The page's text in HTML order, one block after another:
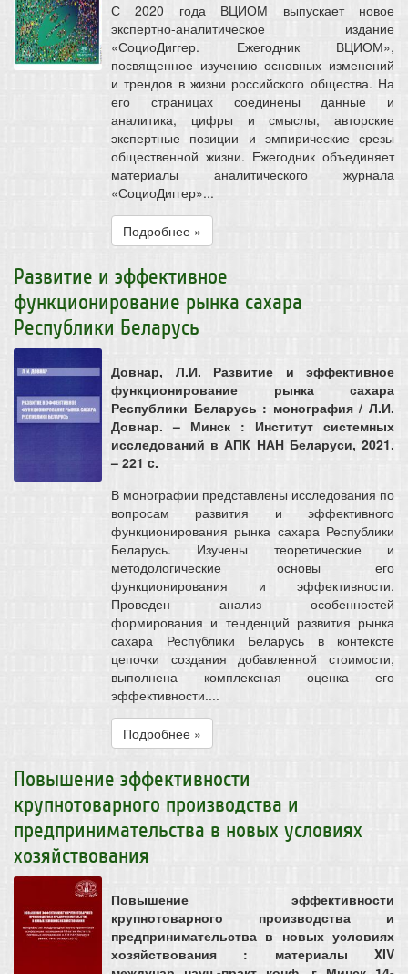
С 2020 года ВЦИОМ выпускает новое
экспертно-аналитическое издание
«СоциоДиггер. Ежегодник ВЦИОМ»,
посвященное изучению основных изменений
и трендов в жизни российского общества. На
его страницах соединены данные и
аналитика, цифры и смыслы, авторские
экспертные позиции и эмпирические срезы
общественной жизни. Ежегодник объединяет
материалы аналитического журнала
«СоциоДиггер»...
Подробнее »
Развитие и эффективное
функционирование рынка сахара
Республики Беларусь
Довнар, Л.И. Развитие и эффективное
функционирование рынка сахара
Республики Беларусь : монография / Л.И.
Довнар. – Минск : Институт системных
исследований в АПК НАН Беларуси, 2021.
– 221 c.
В монографии представлены исследования по
вопросам развития и эффективного
функционирования рынка сахара Республики
Беларусь. Изучены теоретические и
методологические основы его
функционирования и эффективности.
Проведен анализ особенностей
формирования и тенденций развития рынка
сахара Республики Беларусь в контексте
цепочки создания добавленной стоимости,
выполнена комплексная оценка его
эффективности....
Подробнее »
Повышение эффективности
крупнотоварного производства и
предпринимательства в новых условиях
хозяйствования
Повышение эффективности
крупнотоварного производства и
предпринимательства в новых условиях
хозяйствования : материалы XIV